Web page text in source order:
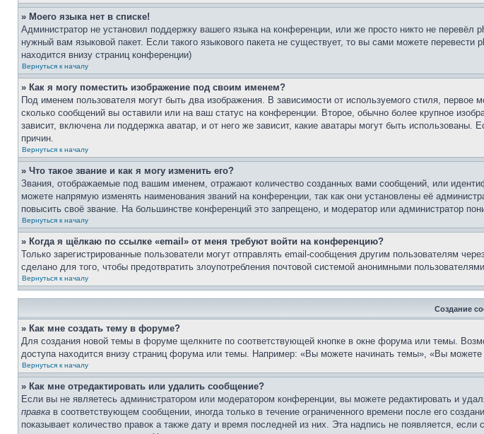
» Моего языка нет в списке!
Администратор не установил поддержку вашего языка на конференции, или же просто никто не
нужный вам языковой пакет. Если такого языкового пакета не существует, то вы сами можете
находится внизу страниц конференции)
Вернуться к началу
» Как я могу поместить изображение под своим именем?
Под именем пользователя могут быть два изображения. В зависимости от используемого стиля,
сколько сообщений вы оставили или на ваш статус на конференции. Второе, обычно более крупное
зависит, включена ли поддержка аватар, и от него же зависит, какие аватары могут быть
причин.
Вернуться к началу
» Что такое звание и как я могу изменить его?
Звания, отображаемые под вашим именем, отражают количество созданных вами сообщений, или
можете напрямую изменять наименования званий на конференции, так как они установлены её
повысить своё звание. На большинстве конференций это запрещено, и модератор или администратор
Вернуться к началу
» Когда я щёлкаю по ссылке «email» от меня требуют войти на конференцию?
Только зарегистрированные пользователи могут отправлять email-сообщения другим пользователям
сделано для того, чтобы предотвратить злоупотребления почтовой системой анонимными
Вернуться к началу
Создание
» Как мне создать тему в форуме?
Для создания новой темы в форуме щелкните по соответствующей кнопке в окне форума или темы.
доступа находится внизу страниц форума или темы. Например: «Вы можете начинать темы», «Вы можете
Вернуться к началу
» Как мне отредактировать или удалить сообщение?
Если вы не являетесь администратором или модератором конференции, вы можете редактировать и
правка в соответствующем сообщении, иногда только в течение ограниченного времени после его
показывает количество правок а также дату и время последней из них. Эта надпись не появляется,